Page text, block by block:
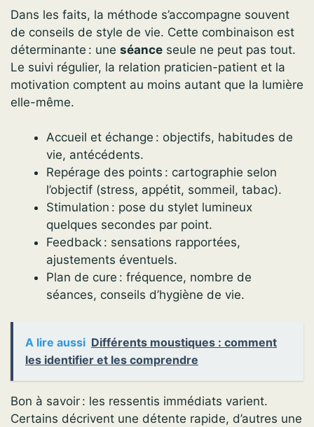
Dans les faits, la méthode s’accompagne souvent
de conseils de style de vie. Cette combinaison est
déterminante : une séance seule ne peut pas tout.
Le suivi régulier, la relation praticien-patient et la
motivation comptent au moins autant que la lumière
elle-même.
Accueil et échange : objectifs, habitudes de
vie, antécédents.
Repérage des points : cartographie selon
l’objectif (stress, appétit, sommeil, tabac).
Stimulation : pose du stylet lumineux
quelques secondes par point.
Feedback : sensations rapportées,
ajustements éventuels.
Plan de cure : fréquence, nombre de
séances, conseils d’hygiène de vie.
A lire aussi Différents moustiques : comment
les identifier et les comprendre
Bon à savoir : les ressentis immédiats varient.
Certains décrivent une détente rapide, d’autres une